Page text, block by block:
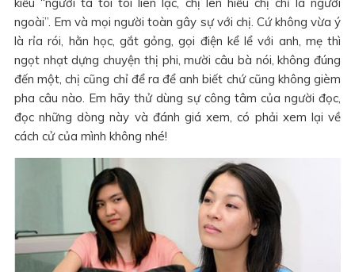
ngoài”. Em và mọi người toàn gây sự với chị. Cứ không vừa ý
là rỉa rói, hằn học, gắt gỏng, gọi điện kể lể với anh, mẹ thì
ngọt nhạt dựng chuyện thị phi, mười câu bà nói, không đúng
đến một, chị cũng chỉ để ra để anh biết chứ cũng không gièm
pha câu nào. Em hãy thử dùng sự công tâm của người đọc,
đọc những dòng này và đánh giá xem, có phải xem lại về
cách cử của mình không nhé!